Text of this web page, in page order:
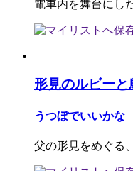
電車内を舞台にし
形見のルビーと
うつぼでいいかな
父の形見をめぐる